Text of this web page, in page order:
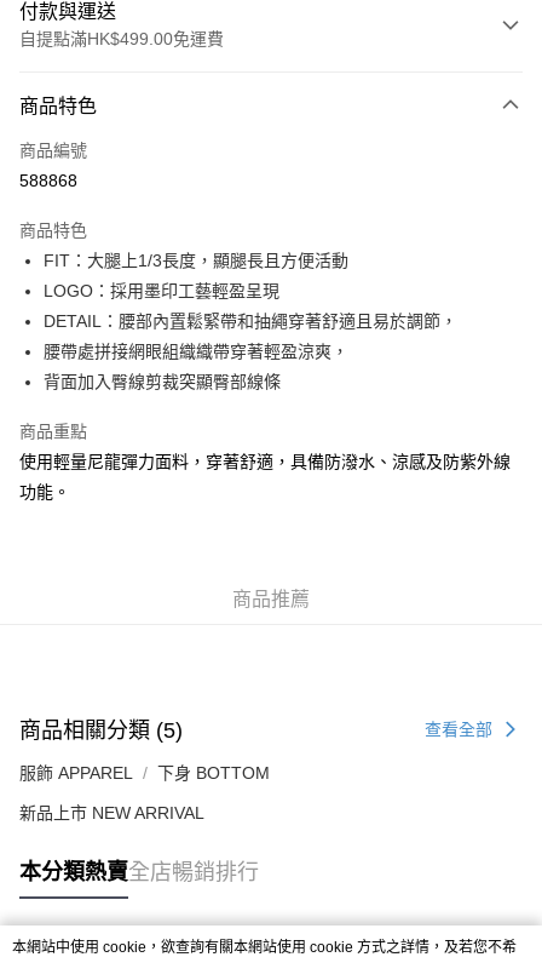
付款與運送
自提點滿HK$499.00免運費
信用卡
Apple Pay
AlipayHK
WeChat Pay
送貨方式
每筆HK$50.00，滿HK$499.00或以上免運費
付款後順豐合作便利店
每筆HK$50.00，滿HK$499.00或以上免運費
商品特色
商品編號
588868
商品特色
FIT：大腿上1/3長度，顯腿長且方便活動
LOGO：採用墨印工藝輕盈呈現
DETAIL：腰部內置鬆緊帶和抽繩穿著舒適且易於調節，
腰帶處拼接網眼組織織帶穿著輕盈涼爽，
背面加入臀線剪裁突顯臀部線條
商品重點
使用輕量尼龍彈力面料，穿著舒適，具備防潑水、涼感及防紫外線
功能。
商品推薦
商品相關分類 (5) 查看全部
服飾 APPAREL 下身 BOTTOM
新品上市 NEW ARRIVAL
本分類熱賣全店暢銷排行
本網站中使用 cookie，欲查詢有關本網站使用 cookie 方式之詳情，及若您不希